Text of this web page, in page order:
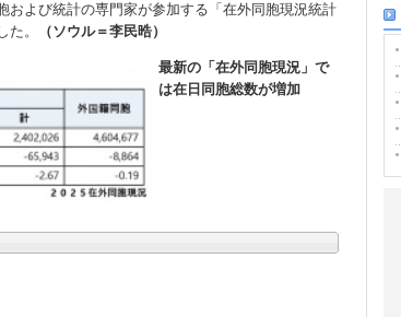
よび統計の専門家が参加する「在外同胞現況統計
。
（ソウル＝李民晧）
最新の「在外同胞現況」で
は在日同胞総数が増加